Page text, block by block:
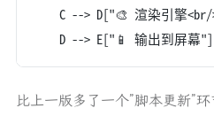
C --> D["🎨 渲染引擎
    D --> E["📱 输出到屏幕"]
比上一版多了一个”脚本更新